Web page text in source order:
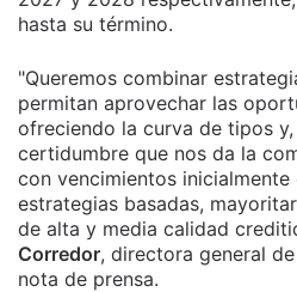
hasta su término.
"Queremos combinar
permitan aprovechar las
ofreciendo la curva de tipos
certidumbre que nos da la
con vencimientos
estrategias basadas,
de alta y media calidad
Corredor, directora general de
nota de prensa.